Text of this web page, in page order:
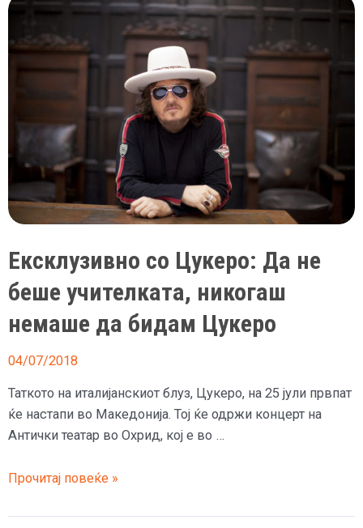
на
„Билјанини
извори“
Ексклузивно со Цукеро: Да не
беше учителката, никогаш
немаше да бидам Цукеро
04/07/2018
Таткото на италијанскиот блуз, Цукеро, на 25 јули првпат
ќе настапи во Македонија. Тој ќе одржи концерт на
Антички театар во Охрид, кој е во …
Ексклузивно
Цукеро:
Прочитај повеќе »